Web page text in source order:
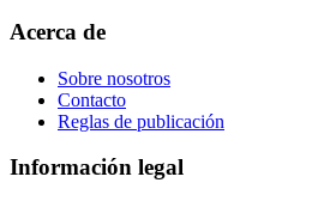
Acerca de
Sobre nosotros
Contacto
Reglas de publicación
Información legal